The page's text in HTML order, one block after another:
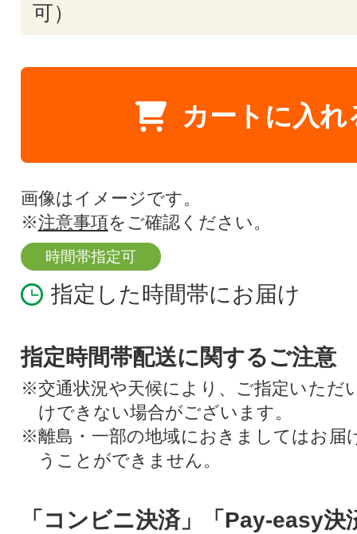
可）
カートに入れ
画像はイメージです。
※注意事項をご確認ください。
時間帯指定可
指定した時間帯にお届け
指定時間帯配送に関するご注意
※交通状況や天候により、ご指定いただ
けできない場合がございます。
※離島・一部の地域におきましてはお届
うことができません。
「コンビニ決済」「Pay-easy決